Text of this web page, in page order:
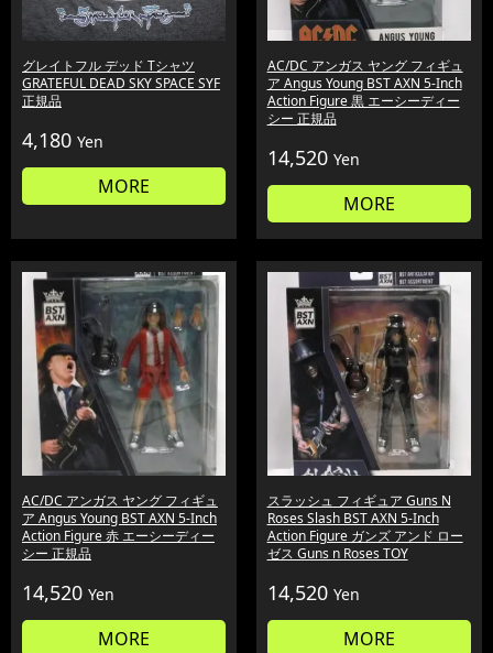
グレイトフル デッド Tシャツ
GRATEFUL DEAD SKY SPACE SYF
正規品
4,180 Yen
MORE
AC/DC アンガス ヤング フィギュ
ア Angus Young BST AXN 5-Inch
Action Figure 黒 エーシーディー
シー 正規品
14,520 Yen
MORE
AC/DC アンガス ヤング フィギュ
ア Angus Young BST AXN 5-Inch
Action Figure 赤 エーシーディー
シー 正規品
14,520 Yen
MORE
スラッシュ フィギュア Guns N
Roses Slash BST AXN 5-Inch
Action Figure ガンズ アンド ロー
ゼス Guns n Roses TOY
14,520 Yen
MORE